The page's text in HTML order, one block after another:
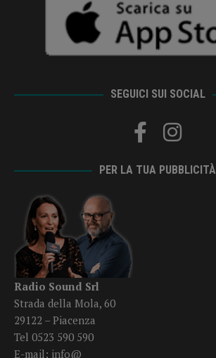
SEGUICI SUI SOCIAL
PER LA TUA PUBBLICITÀ
Radio Sound Srl
Strada della Mola, 60
29122 – Piacenza
Tel 0523 590 590
E-mail: info@